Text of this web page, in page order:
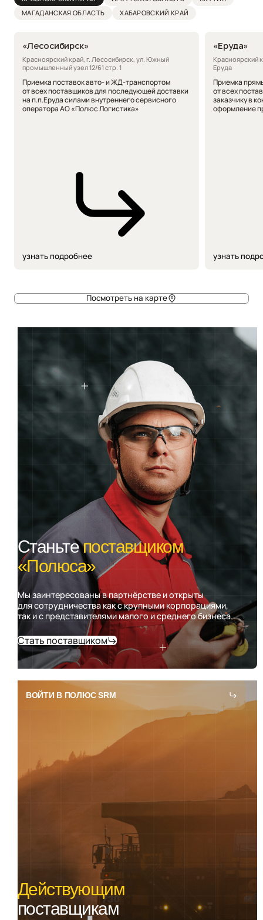
Посмотреть на карте
МАГАДАНСКАЯ ОБЛАСТЬ ХАБАРОВСКИЙ КРАЙ
«Лесосибирск»
Красноярский край, г. Лесосибирск, ул. Южный
промышленный узел 12/61 стр. 1
Приемка поставок авто- и ЖД-транспортом
от всех поставщиков для последующей доставки
на п.п.Еруда силами внутреннего сервисного
оператора АО «Полюс Логистика»
узнать подробнее
«Еруда»
Красноярский
Еруда
Приемка
от всех
заказчику в
оформление
узнать
Станьтепоставщиком
«Полюса»
Мы заинтересованы в партнёрстве и открыты
для сотрудничества как с крупными корпорациями,
так и с представителями малого и среднего бизнеса.
Стать поставщиком
Действующим
поставщикам
ВОЙТИ В ПОЛЮС SRM